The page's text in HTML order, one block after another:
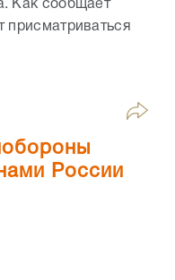
Как сообщает
присматриваться
России